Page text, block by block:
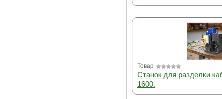
Товар
Станок для разделки
1600.